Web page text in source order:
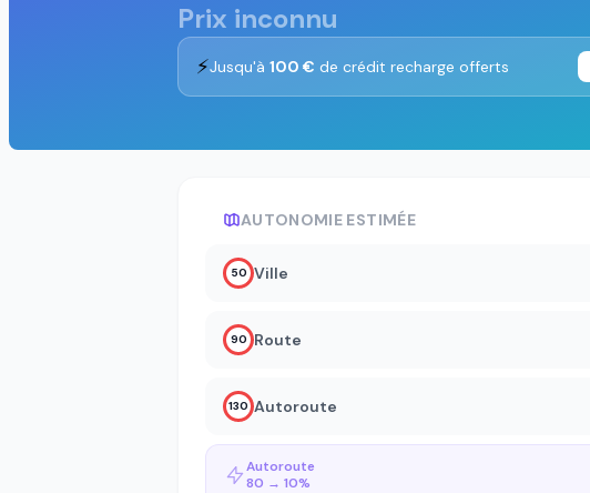
Prix inconnu
⚡Jusqu'à 100 € de crédit recharge offerts
AUTONOMIE ESTIMÉE
50 Ville
90 Route
130 Autoroute
Autoroute
80 → 10%